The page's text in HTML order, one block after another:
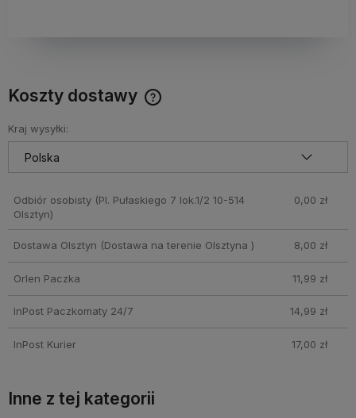
Koszty dostawy
Kraj wysyłki:
Odbiór osobisty(Pl. Pułaskiego 7 lok.1/2 10-514
Olsztyn)
0,00 zł
Dostawa Olsztyn (Dostawa na terenie Olsztyna ) 8,00 zł
Orlen Paczka 11,99 zł
InPost Paczkomaty 24/7 14,99 zł
InPost Kurier 17,00 zł
Inne z tej kategorii